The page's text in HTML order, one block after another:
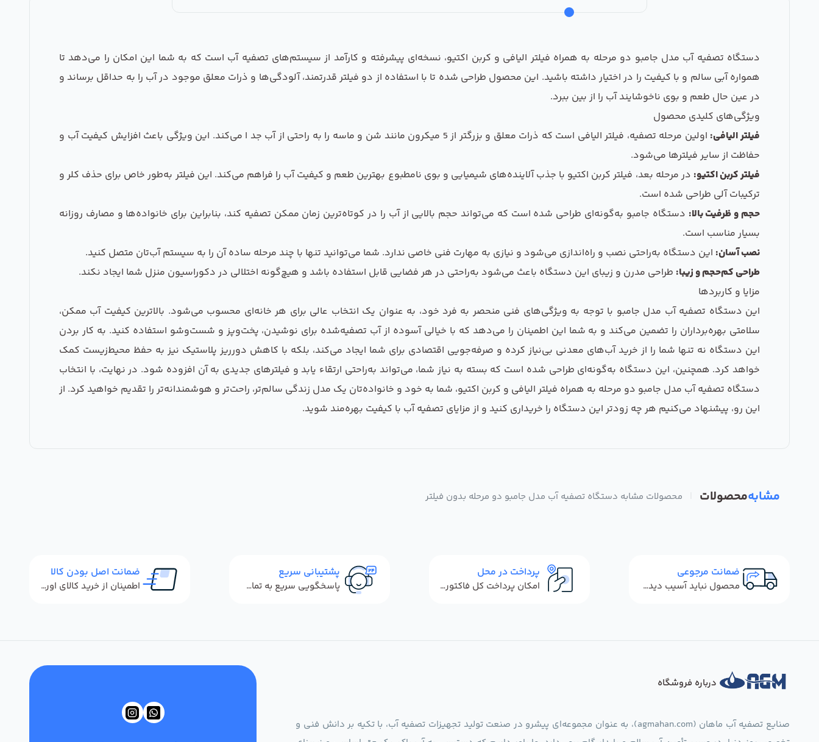
دستگاه تصفیه آب مدل جامبو دو مرحله به همراه فیلتر الیافی و کربن اکتیو، نسخه‌ای پیشرفته و کارآمد از سیستم‌های تصفیه آب است که به شما این امکان را می‌دهد تا
همواره آبی سالم و با کیفیت را در اختیار داشته باشید. این محصول طراحی شده تا با استفاده از دو فیلتر قدرتمند، آلودگی‌ها و ذرات معلق موجود در آب را به حداقل برساند و
در عین حال طعم و بوی ناخوشایند آب را از بین ببرد.
ویژگی‌های کلیدی محصول
فیلتر الیافی:
اولین مرحله تصفیه، فیلتر الیافی است که ذرات معلق و بزرگتر از 5 میکرون مانند شن و ماسه را به راحتی از آب جد ا می‌کند. این ویژگی باعث افزایش کیفیت آب و
حفاظت از سایر فیلترها می‌شود.
فیلتر کربن اکتیو: در مرحله بعد، فیلتر کربن اکتیو با جذب آلاینده‌های شیمیایی و بوی نامطبوع بهترین طعم و کیفیت آب را فراهم می‌کند. این فیلتر به‌طور خاص برای حذف کلر و
ترکیبات آلی طراحی شده است.
حجم و ظرفیت بالا: دستگاه جامبو به‌گونه‌ای طراحی شده است که می‌تواند حجم بالایی از آب را در کوتاه‌ترین زمان ممکن تصفیه کند، بنابراین برای خانواده‌ها و مصارف روزانه
بسیار مناسب است.
نصب آسان: این دستگاه به‌راحتی نصب و راه‌اندازی می‌شود و نیازی به مهارت فنی خاصی ندارد. شما می‌توانید تنها با چند مرحله ساده آن را به سیستم آب‌تان متصل کنید.
طراحی کم‌حجم و زیبا: طراحی مدرن و زیبای این دستگاه باعث می‌شود به‌راحتی در هر فضایی قابل استفاده باشد و هیچ‌گونه اختلالی در دکوراسیون منزل شما ایجاد نکند.
مزایا و کاربردها
این دستگاه تصفیه آب مدل جامبو با توجه به ویژگی‌های فنی منحصر به فرد خود، به عنوان یک انتخاب عالی برای هر خانه‌ای محسوب می‌شود. بالاترین کیفیت آب ممکن،
سلامتی بهره‌برداران را تضمین می‌کند و به شما این اطمینان را می‌دهد که با خیالی آسوده از آب تصفیه‌شده برای نوشیدن، پخت‌وپز و شست‌و‌شو استفاده کنید. به کار بردن
این دستگاه نه تنها شما را از خرید آب‌های معدنی بی‌نیاز کرده و صرفه‌جویی اقتصادی برای شما ایجاد می‌کند، بلکه با کاهش دورریز پلاستیک نیز به حفظ محیط‌زیست کمک
خواهد کرد. همچنین، این دستگاه به‌گونه‌ای طراحی شده است که بسته به نیاز شما، می‌تواند به‌راحتی ارتقاء یابد و فیلترهای جدیدی به آن افزوده شود. در نهایت، با انتخاب
دستگاه تصفیه آب مدل جامبو دو مرحله به همراه فیلتر الیافی و کربن اکتیو، شما به خود و خانواده‌تان یک مدل زندگی سالم‌تر، راحت‌تر و هوشمندانه‌تر را تقدیم خواهید کرد. از
این رو، پیشنهاد می‌کنیم هر چه زودتر این دستگاه را خریداری کنید و از مزایای تصفیه آب با کیفیت بهره‌مند شوید.
مشابهمحصولات محصولات مشابه دستگاه تصفیه آب مدل جامبو دو مرحله بدون فیلتر
ضمانت مرجوعی
محصول نباید آسیب دیده باشد
پرداخت در محل
امکان پرداخت کل فاکتور در محل
پشتیبانی سریع
پاسخگویی سریع به تماس‌ها و پیام‌ها
ضمانت اصل بودن کالا
اطمینان از خرید کالای اورجینال
درباره فروشگاه
صنایع تصفیه آب ماهان (agmahan.com)، به عنوان مجموعه‌ای پیشرو در صنعت تولید تجهیزات تصفیه آب، با تکیه بر دانش فنی و